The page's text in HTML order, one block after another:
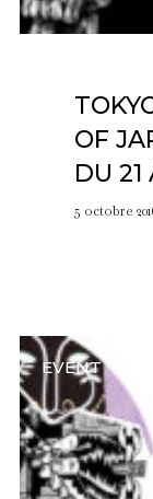
OF
DU 21
5 octobre
EVENT